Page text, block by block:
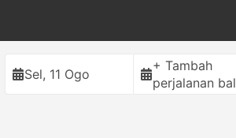
Sel, 11 Ogo
+ Tambah
perjalanan